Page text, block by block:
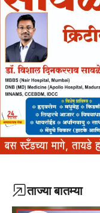
ताज्या बातम्या